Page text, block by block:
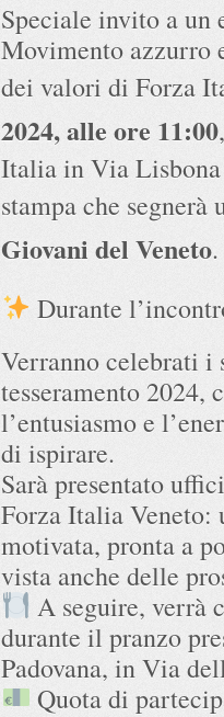
Speciale invito a un
Movimento azzurro
dei valori di Forza
2024, alle ore 11:00
Italia in Via Lisbona
stampa che
Giovani del Veneto.
Durante
Verranno celebrati i
tesseramento 2024,
l’entusiasmo e
di ispirare.
Sarà presentato
Forza Italia Veneto:
motivata, pronta a
vista anche delle
A seguire, verrà
durante il pranzo
Padovana, in Via
Quota di